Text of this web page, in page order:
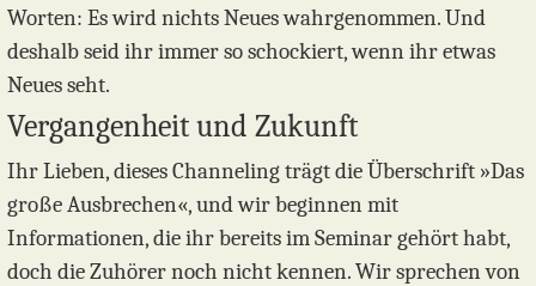
Worten: Es wird nichts Neues wahrgenommen. Und
deshalb seid ihr immer so schockiert, wenn ihr etwas
Neues seht.
Vergangenheit und Zukunft
Ihr Lieben, dieses Channeling trägt die Überschrift »Das
große Ausbrechen«, und wir beginnen mit
Informationen, die ihr bereits im Seminar gehört habt,
doch die Zuhörer noch nicht kennen. Wir sprechen von